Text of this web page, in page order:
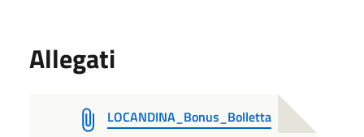
Allegati
LOCANDINA_Bonus_Bolletta